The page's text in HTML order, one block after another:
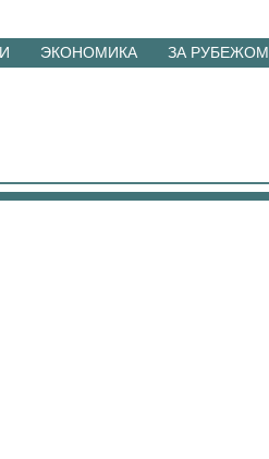
ЭКОНОМИКА ЗА РУБЕЖОМ